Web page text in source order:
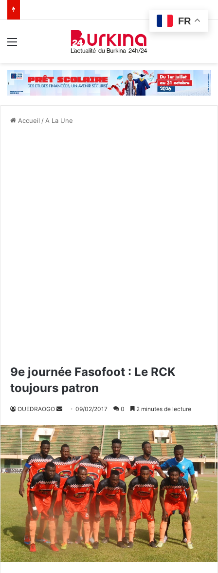
Accueil / A La Une
9e journée Fasofoot : Le RCK
toujours patron
OUEDRAOGO
v
o
y
e
r
u
n
c
o
u
r
r
09/02/2017 0 2 minutes de lecture
FR